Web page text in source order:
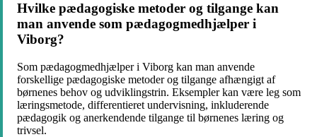
Hvilke pædagogiske metoder og tilgange kan
man anvende som pædagogmedhjælper i
Viborg?
Som pædagogmedhjælper i Viborg kan man anvende
forskellige pædagogiske metoder og tilgange afhængigt af
børnenes behov og udviklingstrin. Eksempler kan være leg som
læringsmetode, differentieret undervisning, inkluderende
pædagogik og anerkendende tilgange til børnenes læring og
trivsel.